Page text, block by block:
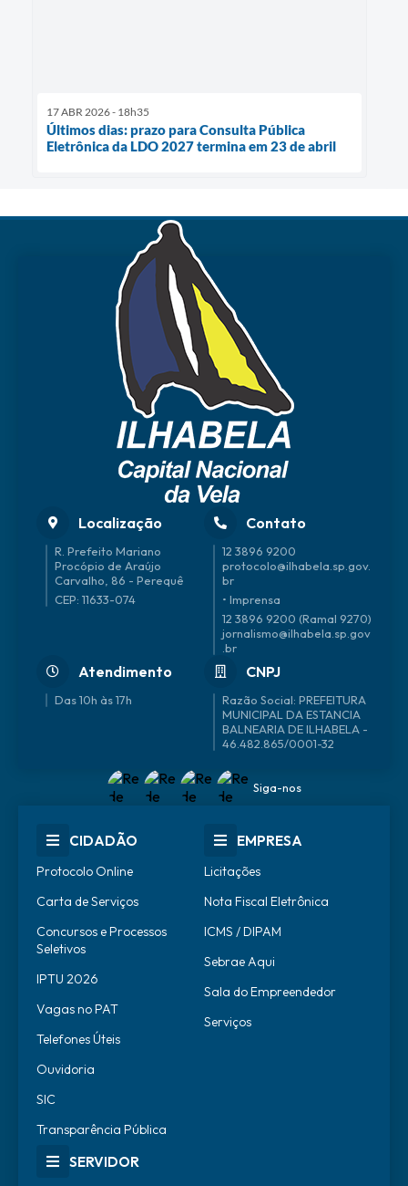
17 ABR 2026 - 18h35
Últimos dias: prazo para Consulta Pública
Eletrônica da LDO 2027 termina em 23 de abril
Localização
R. Prefeito Mariano
Procópio de Araújo
Carvalho, 86 - Perequê
CEP: 11633-074
Contato
12 3896 9200
protocolo@ilhabela.sp.gov.
br
• Imprensa
12 3896 9200 (Ramal 9270)
jornalismo@ilhabela.sp.gov
.br
Atendimento
Das 10h às 17h
CNPJ
46.482.865/0001-32
Siga-nos
CIDADÃO
Protocolo Online
Carta de Serviços
Concursos e Processos
Seletivos
IPTU 2026
Vagas no PAT
Telefones Úteis
Ouvidoria
SIC
Transparência Pública
EMPRESA
Licitações
Nota Fiscal Eletrônica
ICMS / DIPAM
Sebrae Aqui
Sala do Empreendedor
Serviços
SERVIDOR